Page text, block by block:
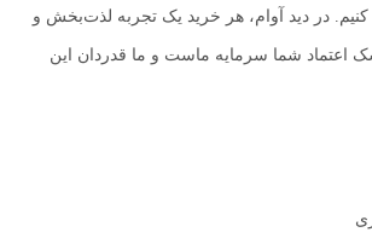
کنیم. در دید آوام، هر خرید یک تجربه لذت‌بخش و
شما سرمایه ماست و ما قدردان این